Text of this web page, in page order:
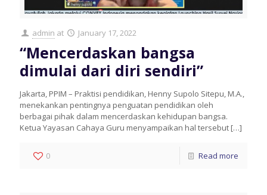
admin at January 17, 2022
“Mencerdaskan bangsa
dimulai dari diri sendiri”
Jakarta, PPIM – Praktisi pendidikan, Henny Supolo Sitepu, M.A.,
menekankan pentingnya penguatan pendidikan oleh
berbagai pihak dalam mencerdaskan kehidupan bangsa.
Ketua Yayasan Cahaya Guru menyampaikan hal tersebut […]
0 Read more